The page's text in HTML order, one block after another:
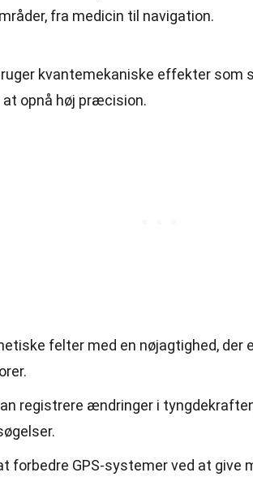
fra medicin til navigation.
kvantemekaniske effekter som
opnå høj præcision.
felter med en nøjagtighed, der
registrere ændringer i
forbedre GPS-systemer ved at give